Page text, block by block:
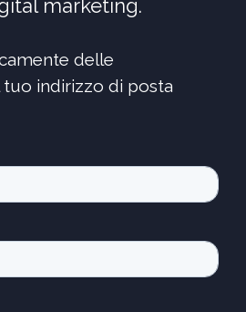
marketing.
delle
indirizzo di posta